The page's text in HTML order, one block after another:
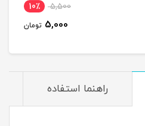
5,500 10٪
5,000 تومان
راهنما استفاده